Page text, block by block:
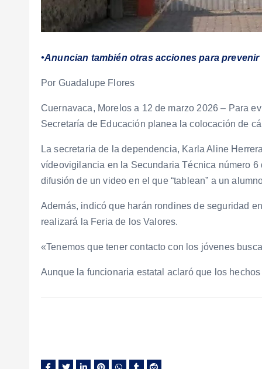
•Anuncian también otras acciones para
Por Guadalupe Flores
Cuernavaca, Morelos a 12 de marzo 2026 – Para
Secretaría de Educación planea la colocación de
La secretaria de la dependencia, Karla Aline
vídeovigilancia en la Secundaria Técnica número
difusión de un video en el que “tablean” a un
Además, indicó que harán rondines de seguridad
realizará la Feria de los Valores.
«Tenemos que tener contacto con los jóvenes
Aunque la funcionaria estatal aclaró que los